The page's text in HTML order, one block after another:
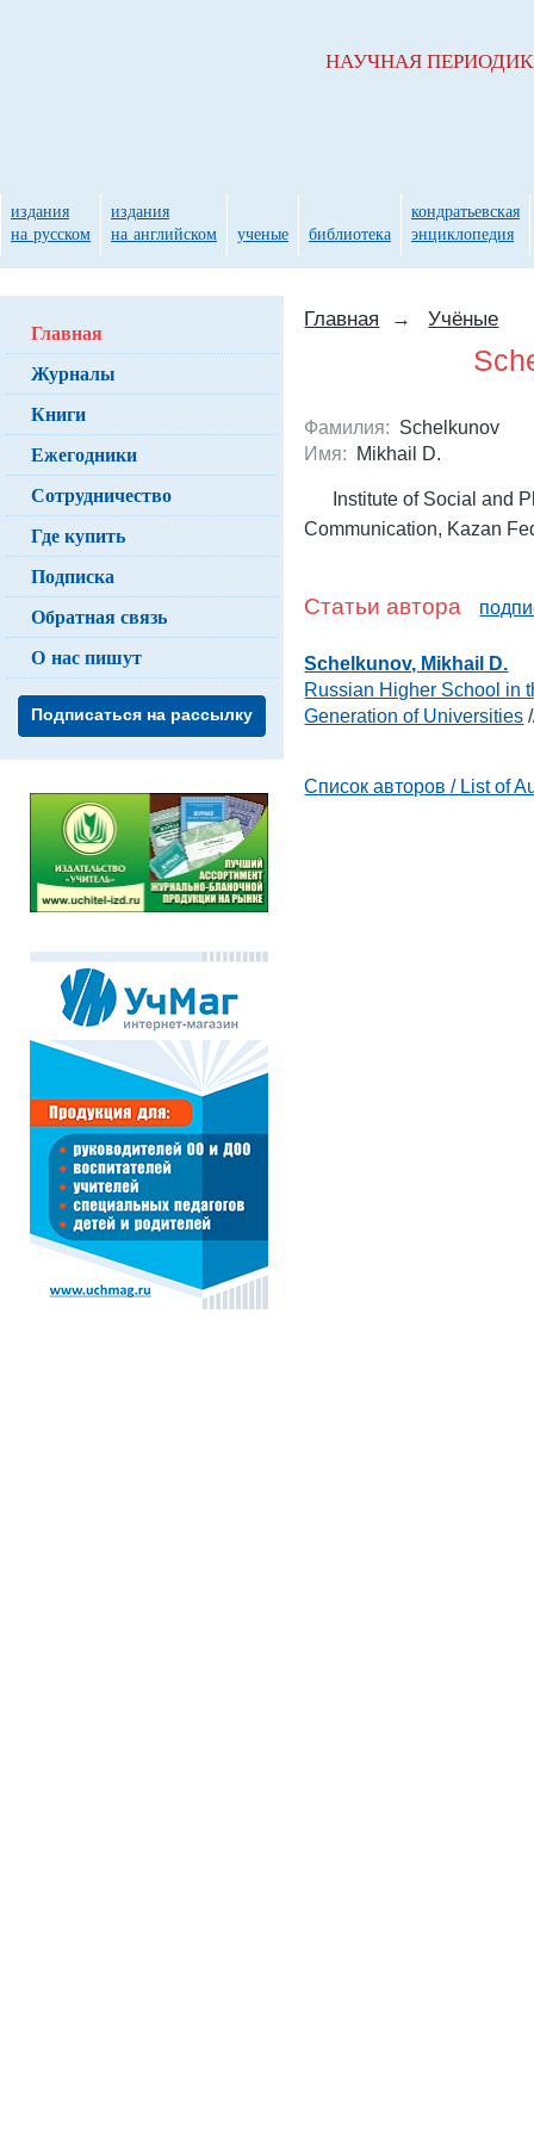
Главная → Учёные
Фамилия: Schelkunov
Имя: Mikhail D.
Institute of Social and
Communication, Kazan
Статьи автора
Schelkunov, Mikhail D.
Russian Higher School in
Generation of Universities
Список авторов / List of
Главная
Журналы
Книги
Ежегодники
Сотрудничество
Где купить
Подписка
Обратная связь
О нас пишут
Подписаться на рассылку
НАУЧНАЯ
издания
на русском
издания
на английском
ученые библиотека
кондратьевская
энциклопедия